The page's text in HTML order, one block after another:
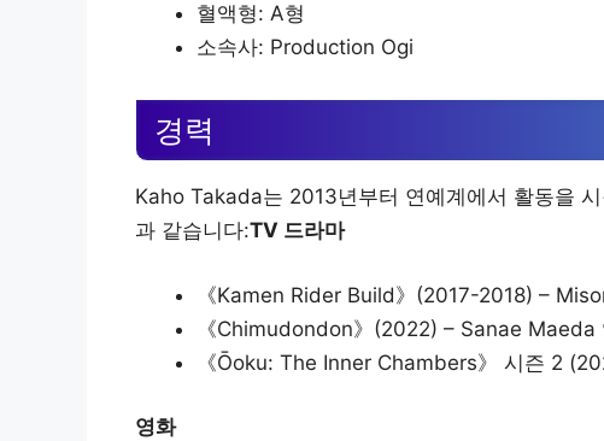
혈액형: A형
소속사: Production Ogi
경력
Kaho Takada는 2013년부터 연예계에서 활동을
과 같습니다:TV 드라마
《Kamen Rider Build》(2017-2018) –
《Chimudondon》(2022) – Sanae Maeda
《Ōoku: The Inner Chambers》 시즌 2
영화